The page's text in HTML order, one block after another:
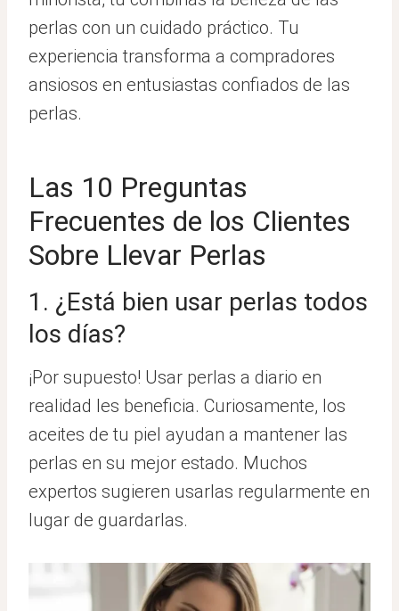
perlas con un cuidado práctico. Tu
experiencia transforma a compradores
ansiosos en entusiastas confiados de las
perlas.
Las 10 Preguntas
Frecuentes de los Clientes
Sobre Llevar Perlas
1. ¿Está bien usar perlas todos
los días?
¡Por supuesto! Usar perlas a diario en
realidad les beneficia. Curiosamente, los
aceites de tu piel ayudan a mantener las
perlas en su mejor estado. Muchos
expertos sugieren usarlas regularmente en
lugar de guardarlas.